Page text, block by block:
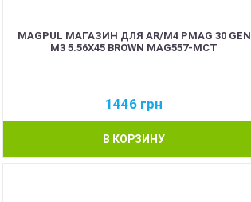
MAGPUL МАГАЗИН ДЛЯ AR/M4 PMAG 30 GEN
M3 5.56X45 BROWN MAG557-MCT
1446 грн
В КОРЗИНУ